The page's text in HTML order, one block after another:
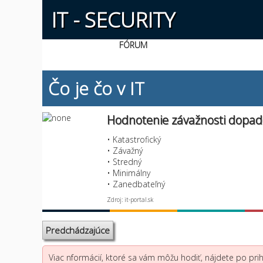
IT - SECURITY
FÓRUM
Čo je čo v IT
Hodnotenie závažnosti
• Katastrofický
• Závažný
• Stredný
• Minimálny
• Zanedbateľný
Zdroj: it-portal.sk
Predchádzajúce
Viac nformácií, ktoré sa vám môžu hodiť, nájdete po